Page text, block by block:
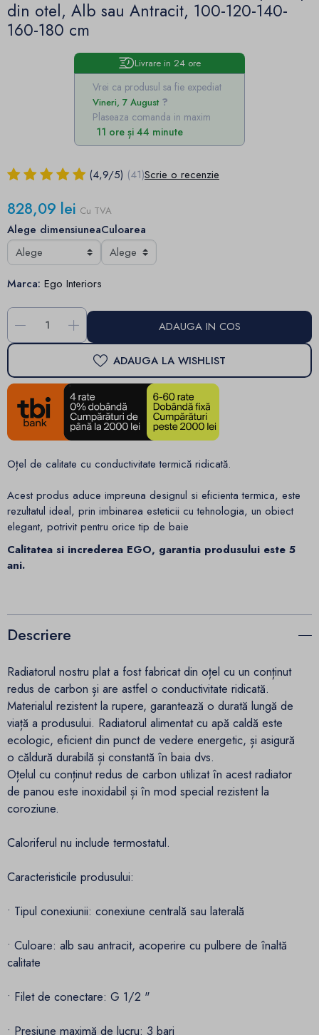
din otel, Alb sau Antracit, 100-120-140-
160-180 cm
Livrare in 24 ore
Vrei ca produsul sa fie expediat
Vineri, 7 August
Plaseaza comanda in maxim
11 ore și 44 minute
(4,9/5) (41)Scrie o recenzie
828,09 lei Cu TVA
Alege dimensiuneaCuloarea
Marca: Ego Interiors
- + ADAUGA IN COS
ADAUGA LA WISHLIST
Oțel de calitate cu conductivitate termică ridicată.
Acest produs aduce impreuna designul si eficienta termica, este
rezultatul ideal, prin imbinarea esteticii cu tehnologia, un obiect
elegant, potrivit pentru orice tip de baie
Calitatea si increderea EGO, garantia produsului este 5
ani.
Descriere
Radiatorul nostru plat a fost fabricat din oțel cu un conținut
redus de carbon și are astfel o conductivitate ridicată.
Materialul rezistent la rupere, garantează o durată lungă de
viață a produsului. Radiatorul alimentat cu apă caldă este
ecologic, eficient din punct de vedere energetic, și asigură
o căldură durabilă și constantă în baia dvs.
Oțelul cu conținut redus de carbon utilizat în acest radiator
de panou este inoxidabil și în mod special rezistent la
coroziune.
Caloriferul nu include termostatul.
Caracteristicile produsului:
• Tipul conexiunii: conexiune centrală sau laterală
• Culoare: alb sau antracit, acoperire cu pulbere de înaltă
calitate
• Filet de conectare: G 1/2 "
• Presiune maximă de lucru: 3 bari